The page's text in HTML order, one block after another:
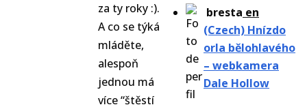
bresta en
(Czech) Hnízdo
orla bělohlavého
– webkamera
Dale Hollow
za ty roky :).
A co se týká
mláděte,
alespoň
jednou má
více “štěstí